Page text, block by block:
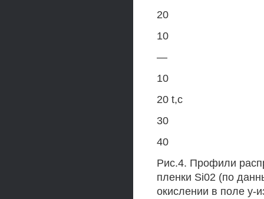
20
10
—
10
20 t,c
30
40
Рис.4. Профили
пленки Si02 (по
окислении в поле у-